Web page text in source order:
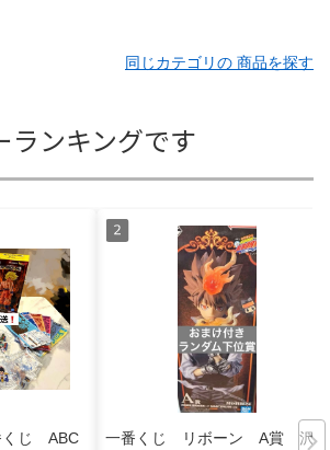
同じカテゴリの 商品を探す
ランキングです
くじ ABC
一番くじ リボーン A賞 沢